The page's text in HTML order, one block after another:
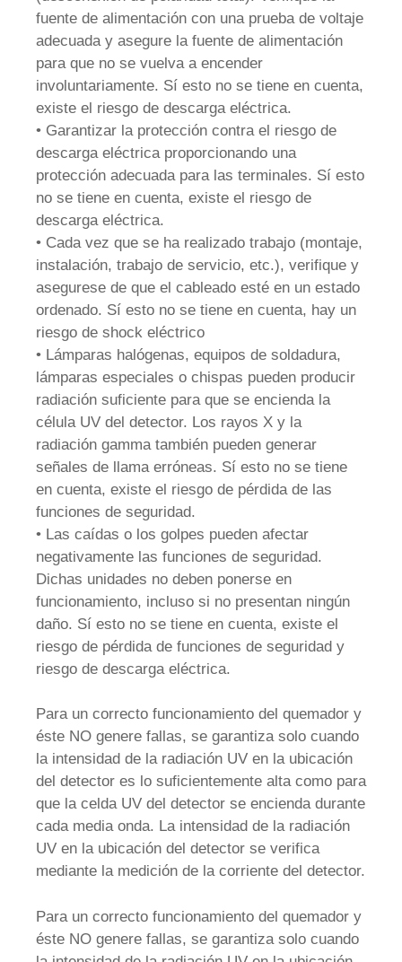
fuente de alimentación con una prueba de voltaje
adecuada y asegure la fuente de alimentación
para que no se vuelva a encender
involuntariamente. Sí esto no se tiene en cuenta,
existe el riesgo de descarga eléctrica.
• Garantizar la protección contra el riesgo de
descarga eléctrica proporcionando una
protección adecuada para las terminales. Sí esto
no se tiene en cuenta, existe el riesgo de
descarga eléctrica.
• Cada vez que se ha realizado trabajo (montaje,
instalación, trabajo de servicio, etc.), verifique y
asegurese de que el cableado esté en un estado
ordenado. Sí esto no se tiene en cuenta, hay un
riesgo de shock eléctrico
• Lámparas halógenas, equipos de soldadura,
lámparas especiales o chispas pueden producir
radiación suficiente para que se encienda la
célula UV del detector. Los rayos X y la
radiación gamma también pueden generar
señales de llama erróneas. Sí esto no se tiene
en cuenta, existe el riesgo de pérdida de las
funciones de seguridad.
• Las caídas o los golpes pueden afectar
negativamente las funciones de seguridad.
Dichas unidades no deben ponerse en
funcionamiento, incluso si no presentan ningún
daño. Sí esto no se tiene en cuenta, existe el
riesgo de pérdida de funciones de seguridad y
riesgo de descarga eléctrica.
Para un correcto funcionamiento del quemador y
éste NO genere fallas, se garantiza solo cuando
la intensidad de la radiación UV en la ubicación
del detector es lo suficientemente alta como para
que la celda UV del detector se encienda durante
cada media onda. La intensidad de la radiación
UV en la ubicación del detector se verifica
mediante la medición de la corriente del detector.
Para un correcto funcionamiento del quemador y
éste NO genere fallas, se garantiza solo cuando